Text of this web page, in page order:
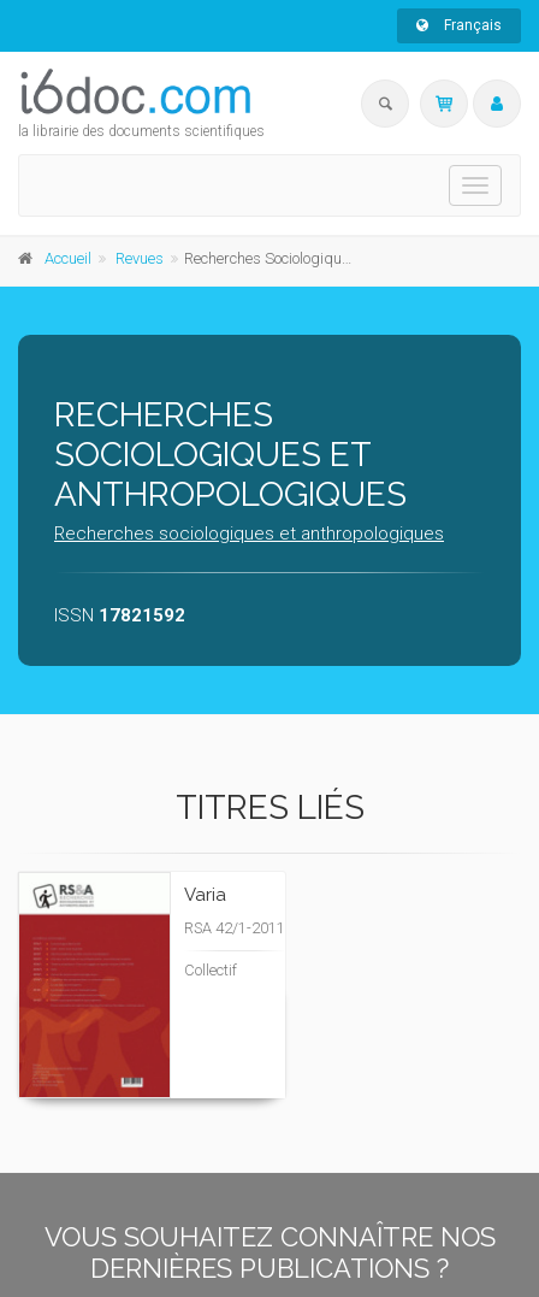
Français
la librairie des documents scientifiques
Toggle
Accueil Revues Recherches Sociologiques et Anthropologiques
RECHERCHES
SOCIOLOGIQUES ET
ANTHROPOLOGIQUES
Recherches sociologiques et anthropologiques
ISSN 17821592
TITRES LIÉS
Varia
RSA 42/1-2011
Collectif
VOUS SOUHAITEZ CONNAÎTRE NOS
DERNIÈRES PUBLICATIONS ?